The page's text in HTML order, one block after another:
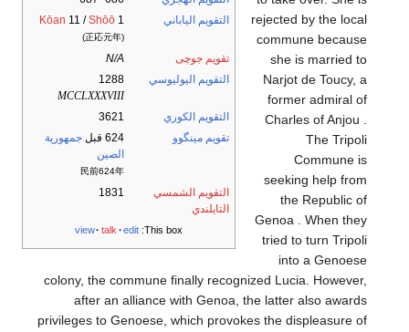
التقويم الياباني
Kōan 11 /Shōō 1
(正応元年)
تقويم جوچى
N/A
التقويم اليوليوسي
1288
MCCLXXXVIII
التقويم الكوري
3621
تقويم مينگوو
624 قبل
جمهورية
الصين
民前624年
التقويم الشمسي
التايلندي
1831
This box:
view talk edit
rejected by the local
commune because
she is married to
Narjot de Toucy, a
former admiral of
Charles of Anjou .
The Tripoli
Commune is
seeking help from
the Republic of
Genoa . When they
tried to turn Tripoli
into a Genoese
colony, the commune finally recognized Lucia. However,
after an alliance with Genoa, the latter also awards
privileges to Genoese, which provokes the displeasure of